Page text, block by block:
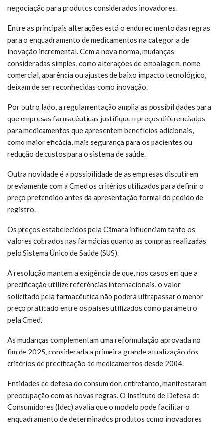
negociação para produtos considerados inovadores.
Entre as principais alterações está o endurecimento das regras
para o enquadramento de medicamentos na categoria de
inovação incremental. Com a nova norma, mudanças
consideradas simples, como alterações de embalagem, nome
comercial, aparência ou ajustes de baixo impacto tecnológico,
deixam de ser reconhecidas como inovação.
Por outro lado, a regulamentação amplia as possibilidades para
que empresas farmacêuticas justifiquem preços diferenciados
para medicamentos que apresentem benefícios adicionais,
como maior eficácia, mais segurança para os pacientes ou
redução de custos para o sistema de saúde.
Outra novidade é a possibilidade de as empresas discutirem
previamente com a Cmed os critérios utilizados para definir o
preço pretendido antes da apresentação formal do pedido de
registro.
Os preços estabelecidos pela Câmara influenciam tanto os
valores cobrados nas farmácias quanto as compras realizadas
pelo Sistema Único de Saúde (SUS).
A resolução mantém a exigência de que, nos casos em que a
precificação utilize referências internacionais, o valor
solicitado pela farmacêutica não poderá ultrapassar o menor
preço praticado entre os países utilizados como parâmetro
pela Cmed.
As mudanças complementam uma reformulação aprovada no
fim de 2025, considerada a primeira grande atualização dos
critérios de precificação de medicamentos desde 2004.
Entidades de defesa do consumidor, entretanto, manifestaram
preocupação com as novas regras. O Instituto de Defesa de
Consumidores (Idec) avalia que o modelo pode facilitar o
enquadramento de determinados produtos como inovadores